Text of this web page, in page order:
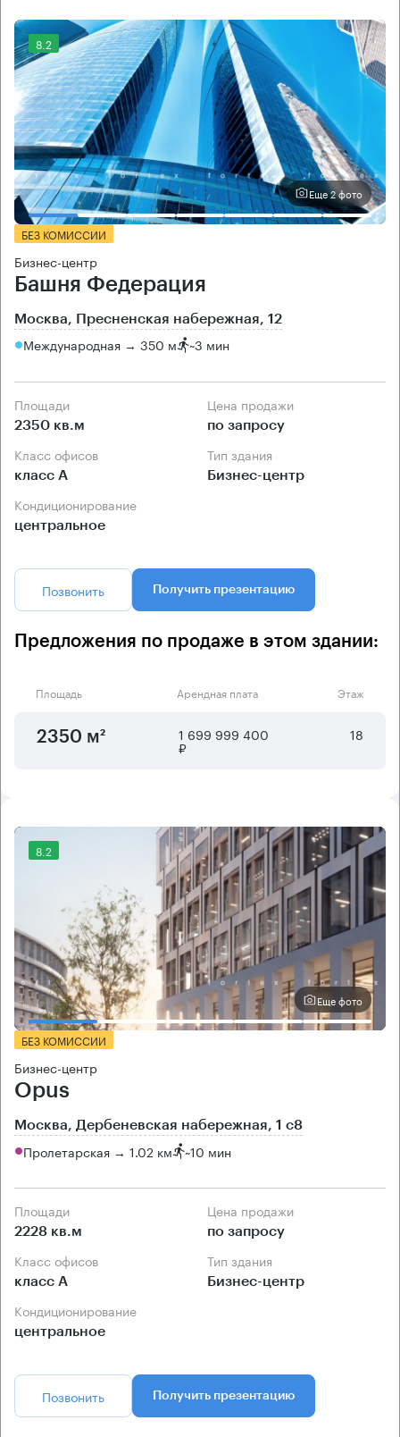
8.2
Еще 2 фото
БЕЗ КОМИССИИ
Бизнес-центр
Башня Федерация
Москва, Пресненская набережная, 12
Международная → 350 м ~3 мин
Площади
2350 кв.м
Цена продажи
по запросу
Класс офисов
класс А
Тип здания
Бизнес-центр
Кондиционирование
центральное
Позвонить Получить презентацию
Предложения по продаже в этом здании:
Площадь Арендная плата Этаж
2350 м² 1 699 999 400
₽
18
8.2
Еще фото
БЕЗ КОМИССИИ
Бизнес-центр
Opus
Москва, Дербеневская набережная, 1 с8
Пролетарская → 1.02 км ~10 мин
Площади
2228 кв.м
Цена продажи
по запросу
Класс офисов
класс А
Тип здания
Бизнес-центр
Кондиционирование
центральное
Позвонить Получить презентацию